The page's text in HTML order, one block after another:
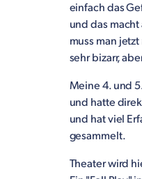
einfach das
und das
muss man
sehr bizarr,
Meine 4. und
und hatte
und hat viel
gesammelt.
Theater wird